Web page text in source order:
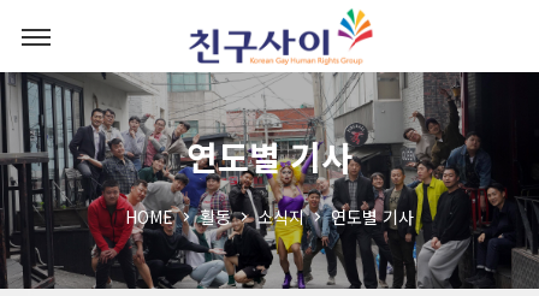
연도별 기사
HOME 활동 소식지 연도별 기사